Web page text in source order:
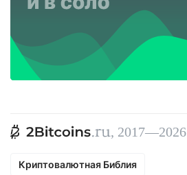
, 2017—2026
Криптовалютная Библия